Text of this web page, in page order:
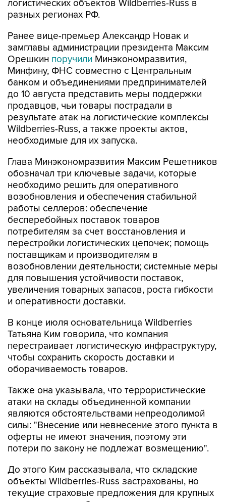
Ранее вице-премьер Александр Новак и
ОрешкинпоручилиМинэкономразвития,
Минфину, ФНС совместно с Центральным
банком и объединениями предпринимателей
до 10 августа представить меры поддержки
продавцов, чьи товары пострадали в
результате атак на логистические комплексы
Wildberries-Russ, а также проекты актов,
необходимые для их запуска.
Глава Минэкономразвития Максим Решетников
необходимо решить для оперативного
возобновления и обеспечения стабильной
работы селлеров: обеспечение
бесперебойных поставок товаров
потребителям за счет восстановления и
перестройки логистических цепочек; помощь
поставщикам и производителям в
возобновлении деятельности; системные меры
для повышения устойчивости поставок,
увеличения товарных запасов, роста гибкости
и оперативности доставки.
В конце июля основательница Wildberries
перестраивает логистическую инфраструктуру,
чтобы сохранить скорость доставки и
оборачиваемость товаров.
Также она указывала, что террористические
являются обстоятельствами непреодолимой
силы: "Внесение или невнесение этого пункта в
оферты не имеют значения, поэтому эти
потери по закону не подлежат возмещению".
До этого Ким рассказывала, что складские
текущие страховые предложения для крупных
промышленных объектов не покрывают
террористические риски и риски атак БПЛА.